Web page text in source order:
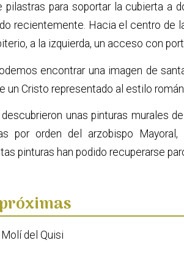
pilastras para soportar la cubierta a
recientemente. Hacia el centro de
a la izquierda, un acceso con
encontrar una imagen de
un Cristo representado al estilo
unas pinturas murales
por orden del arzobispo
pinturas han podido recuperarse
del Quisi